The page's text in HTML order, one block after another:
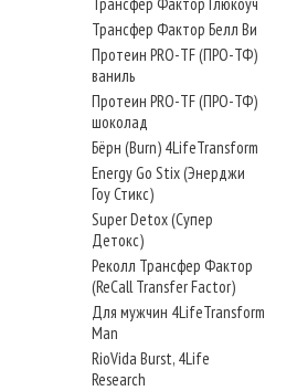
Трансфер Фактор Белл Ви
Протеин PRO-TF (ПРО-ТФ)
ваниль
Протеин PRO-TF (ПРО-ТФ)
шоколад
Бёрн (Burn) 4LifeTransform
Energy Go Stix (Энерджи
Гоу Стикс)
Super Detox (Супер
Детокс)
Реколл Трансфер Фактор
(ReCall Transfer Factor)
Для мужчин 4LifeTransform
Man
RioVida Burst, 4Life
Research